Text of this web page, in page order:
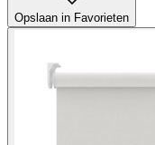
Opslaan in Favorieten